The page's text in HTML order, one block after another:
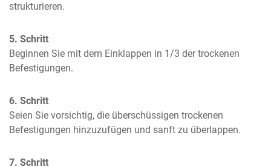
strukturieren.
5. Schritt
Beginnen Sie mit dem Einklappen in 1/3 der trockenen
Befestigungen.
6. Schritt
Seien Sie vorsichtig, die überschüssigen trockenen
Befestigungen hinzuzufügen und sanft zu überlappen.
7. Schritt